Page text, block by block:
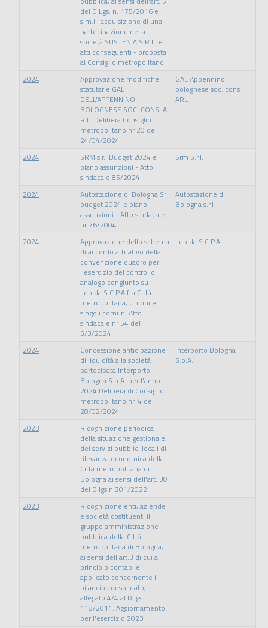
del D.Lgs. n. 175/2016 e
s.m.i.: acquisizione di una
partecipazione nella
società SUSTENIA S.R.L. e
atti conseguenti - proposta
al Consiglio metropolitano
2024
Approvazione modifiche
statutarie GAL
DELL'APPENNINO
BOLOGNESE SOC. CONS. A
R.L. Delibera Consiglio
metropolitano nr 20 del
24/04/2024
GAL Appennino
bolognese soc. cons
ARL
2024
SRM s.r.l Budget 2024 e
piano assunzioni - Atto
sindacale 85/2024
Srm S.r.l.
2024
Autostazione di Bologna Srl
budget 2024 e piano
assunzioni - Atto sindacale
nr 76/2004
Autostazione di
Bologna s.r.l
2024
Approvazione dello schema
di accordo attuativo della
convenzione quadro per
l'esercizio del controllo
analogo congiunto su
Lepida S.C.P.A fra Città
metropolitana, Unioni e
singoli comuni Atto
sindacale nr 54 del
5/3/2024
Lepida S.C.P.A
2024
Concessione anticipazione
di liquidità alla società
partecipata Interporto
Bologna S.p.A. per l'anno
2024 Delibera di Consiglio
metropolitano nr. 4 del
28/02/2024
Interporto Bologna
S.p.A.
2023
Ricognizione periodica
della situazione gestionale
dei servizi pubblici locali di
rilevanza economica della
Città metropolitana di
Bologna ai sensi dell'art. 30
del D.lgs n.201/2022
2023
Ricognizione enti, aziende
e società costituenti il
gruppo amministrazione
pubblica della Città
metropolitana di Bologna,
ai sensi dell'art.3 di cui al
principio contabile
applicato concernente il
bilancio consolidato,
allegato 4/4 al D.lgs.
118/2011. Aggiornamento
per l'esercizio 2023